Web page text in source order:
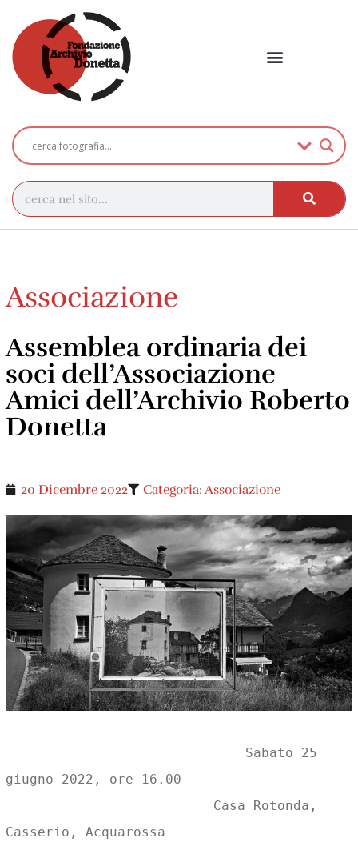
Associazione
Assemblea ordinaria dei
soci dell’Associazione
Amici dell’Archivio Roberto
Donetta
20 Dicembre 2022 Categoria: Associazione
giugno 2022, ore 16.00